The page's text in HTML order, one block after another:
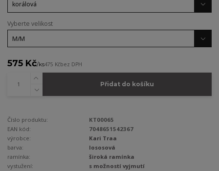
Vyberte velikost
575 Kč/ks475 Kčbez DPH
Přidat do košíku
Číslo produktu:
KT00065
EAN kód:
7048651542367
výrobce:
Kari Traa
barva:
lososová
ramínka:
široká ramínka
vystužení:
s možností vyjmutí